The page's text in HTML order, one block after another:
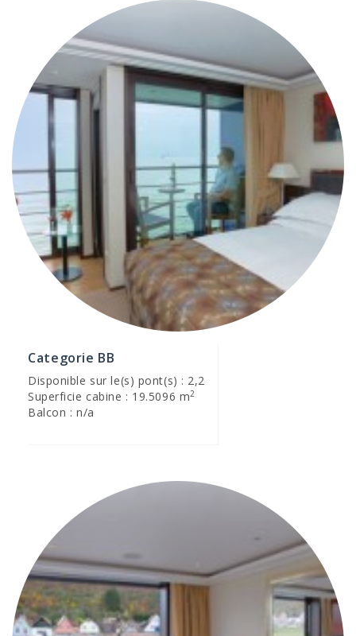
Categorie BB
Disponible sur le(s) pont(s) : 2,2
Superficie cabine : 19.5096 m2
Balcon : n/a